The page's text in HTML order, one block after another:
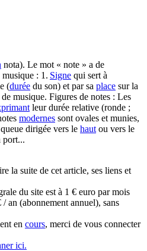
nota). Le mot « note » a de
: 1. Signe qui sert à
(durée du son) et par sa place sur la
musique. Figures de notes : Les
leur durée relative (ronde ;
modernes sont ovales et munies,
dirigée vers le haut ou vers le
port...
la suite de cet article, ses liens et
du site est à 1 € euro par mois
an (abonnement annuel), sans
en cours, merci de vous connecter
ici.